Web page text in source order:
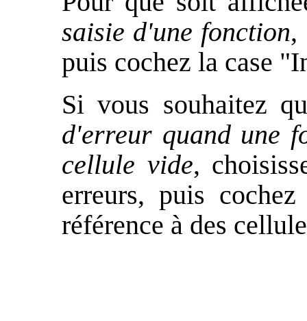
saisie d'une fonction,
puis cochez la case
Si vous souhaitez
d'erreur quand une
cellule vide,
erreurs, puis
référence à des